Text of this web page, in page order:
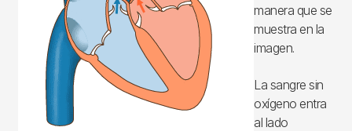
manera que se
muestra en la
imagen.
La sangre sin
oxígeno entra
al lado